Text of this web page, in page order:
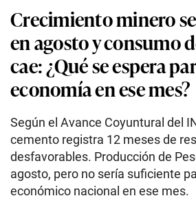
Crecimiento minero
en agosto y consumo
cae: ¿Qué se espera
economía en ese mes?
Según el Avance Coyuntural del
cemento registra 12 meses de
desfavorables. Producción de
agosto, pero no sería suficiente
económico nacional en ese mes.